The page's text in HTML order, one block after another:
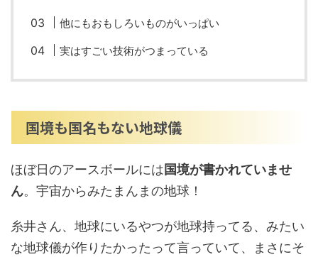
他にもおもしろいものがいっぱい
実はすごい技術がつまっている
国境も国名もない地球儀
ほぼ日のアースボールには国境が書かれていませ
ん。宇宙からみたまんまの地球！
糸井さん、地球にいるやつが地球持ってる、みたい
な地球儀が作りたかったって言っていて、まさにそ